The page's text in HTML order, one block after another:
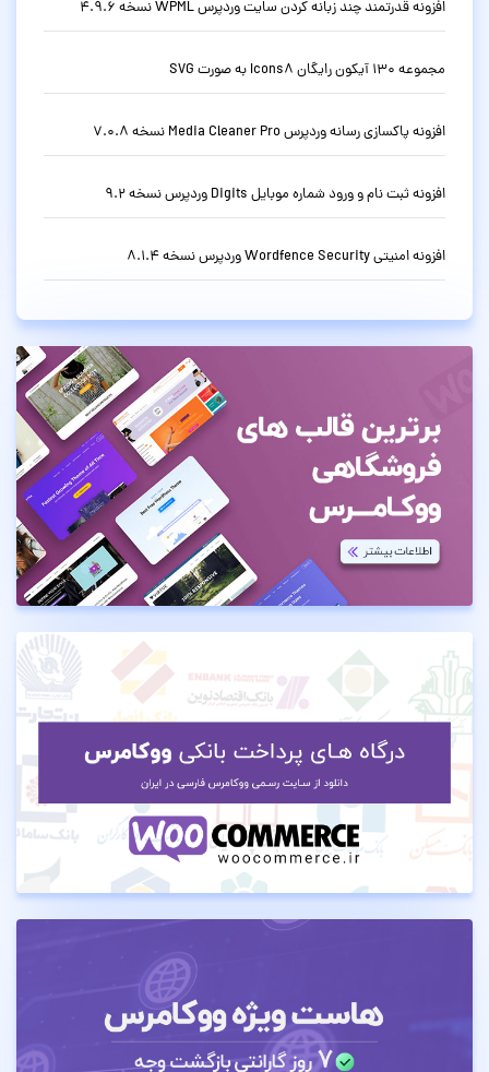
افزونه قدرتمند چند زبانه کردن سایت وردپرس WPML نسخه 4.9.6
مجموعه 130 آیکون رایگان Icons8 به صورت SVG
افزونه پاکسازی رسانه وردپرس Media Cleaner Pro نسخه 7.0.8
افزونه ثبت نام و ورود شماره موبایل Digits وردپرس نسخه 9.2
افزونه امنیتی Wordfence Security وردپرس نسخه 8.1.4